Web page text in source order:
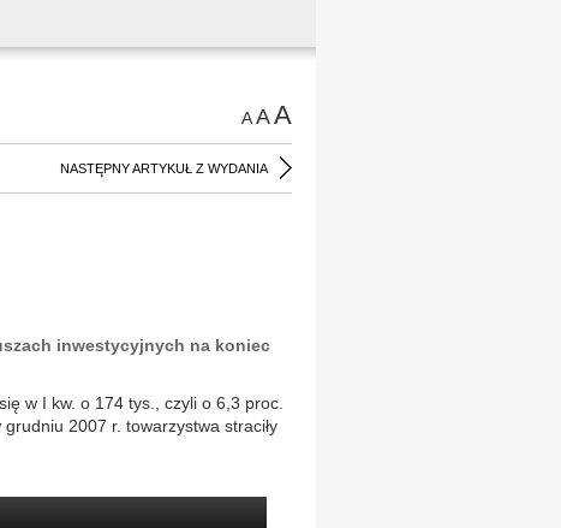
AAA
NASTĘPNY ARTYKUŁ Z WYDANIA
inwestycyjnych na koniec
w I kw. o 174 tys., czyli o 6,3 proc.
2007 r. towarzystwa straciły